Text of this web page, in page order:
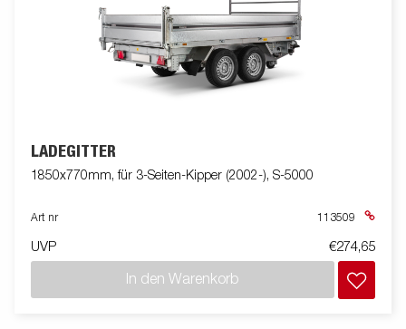
LADEGITTER
1850x770mm, für 3-Seiten-Kipper (2002-), S-5000
Art nr 113509
UVP €274,65
In den Warenkorb